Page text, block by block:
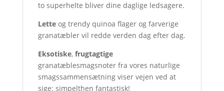
to superhelte bliver dine daglige ledsagere.
Letteog trendy quinoa flager og farverige
granatæbler vil redde verden dag efter dag.
Eksotiske, frugtagtige
granatæblesmagsnoter fra vores naturlige
smagssammensætning viser vejen ved at
sige: simpelthen fantastisk!